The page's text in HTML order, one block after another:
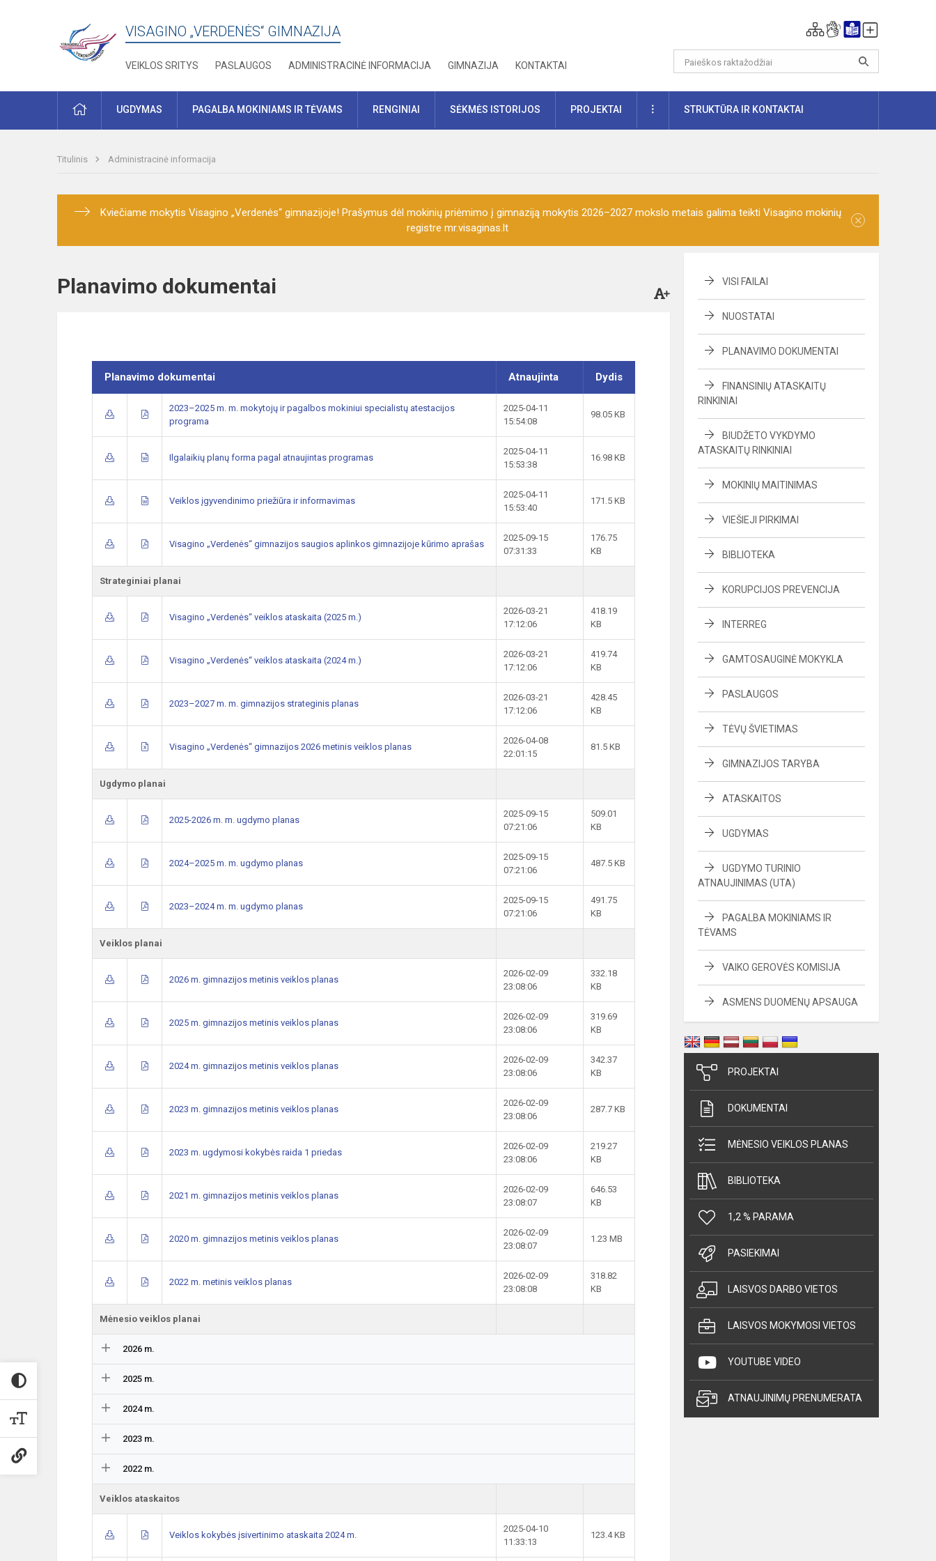
VISAGINO „VERDENĖS“ GIMNAZIJA
VEIKLOS SRITYS PASLAUGOS ADMINISTRACINĖ INFORMACIJA GIMNAZIJA KONTAKTAI
PRADŽIAUGDYMAS PAGALBA MOKINIAMS IR TĖVAMS RENGINIAI SĖKMĖS ISTORIJOS PROJEKTAI DAUGIAUSTRUKTŪRA IR KONTAKTAI
Titulinis Administracinė informacija
Kviečiame mokytis Visagino „Verdenės“ gimnazijoje! Prašymus dėl mokinių priėmimo į gimnaziją mokytis 2026–2027 mokslo metais galima teikti Visagino mokinių
registre mr.visaginas.lt
×
Planavimo dokumentai
Planavimo dokumentai Atnaujinta Dydis
2023–2025 m. m. mokytojų ir pagalbos mokiniui specialistų atestacijos
programa
2025-04-11
15:54:08
98.05 KB
Ilgalaikių planų forma pagal atnaujintas programas
2025-04-11
15:53:38
16.98 KB
Veiklos įgyvendinimo priežiūra ir informavimas
2025-04-11
15:53:40
171.5 KB
Visagino „Verdenės“ gimnazijos saugios aplinkos gimnazijoje kūrimo aprašas
2025-09-15
07:31:33
176.75
KB
Strateginiai planai
Visagino „Verdenės“ veiklos ataskaita (2025 m.)
2026-03-21
17:12:06
418.19
KB
Visagino „Verdenės“ veiklos ataskaita (2024 m.)
2026-03-21
17:12:06
419.74
KB
2023–2027 m. m. gimnazijos strateginis planas
2026-03-21
17:12:06
428.45
KB
Visagino „Verdenės“ gimnazijos 2026 metinis veiklos planas
2026-04-08
22:01:15
81.5 KB
Ugdymo planai
2025-2026 m. m. ugdymo planas
2025-09-15
07:21:06
509.01
KB
2024–2025 m. m. ugdymo planas
2025-09-15
07:21:06
487.5 KB
2023–2024 m. m. ugdymo planas
2025-09-15
07:21:06
491.75
KB
Veiklos planai
2026 m. gimnazijos metinis veiklos planas
2026-02-09
23:08:06
332.18
KB
2025 m. gimnazijos metinis veiklos planas
2026-02-09
23:08:06
319.69
KB
2024 m. gimnazijos metinis veiklos planas
2026-02-09
23:08:06
342.37
KB
2023 m. gimnazijos metinis veiklos planas
2026-02-09
23:08:06
287.7 KB
2023 m. ugdymosi kokybės raida 1 priedas
2026-02-09
23:08:06
219.27
KB
2021 m. gimnazijos metinis veiklos planas
2026-02-09
23:08:07
646.53
KB
2020 m. gimnazijos metinis veiklos planas
2026-02-09
23:08:07
1.23 MB
2022 m. metinis veiklos planas
2026-02-09
23:08:08
318.82
KB
Mėnesio veiklos planai
2026 m.
2025 m.
2024 m.
2023 m.
2022 m.
Veiklos ataskaitos
Veiklos kokybės įsivertinimo ataskaita 2024 m.
2025-04-10
11:33:13
123.4 KB
VISI FAILAI
NUOSTATAI
PLANAVIMO DOKUMENTAI
FINANSINIŲ ATASKAITŲ
RINKINIAI
BIUDŽETO VYKDYMO
ATASKAITŲ RINKINIAI
MOKINIŲ MAITINIMAS
VIEŠIEJI PIRKIMAI
BIBLIOTEKA
KORUPCIJOS PREVENCIJA
INTERREG
GAMTOSAUGINĖ MOKYKLA
PASLAUGOS
TĖVŲ ŠVIETIMAS
GIMNAZIJOS TARYBA
ATASKAITOS
UGDYMAS
UGDYMO TURINIO
ATNAUJINIMAS (UTA)
PAGALBA MOKINIAMS IR
TĖVAMS
VAIKO GEROVĖS KOMISIJA
ASMENS DUOMENŲ APSAUGA
PROJEKTAI
DOKUMENTAI
MĖNESIO VEIKLOS PLANAS
BIBLIOTEKA
1,2 % PARAMA
PASIEKIMAI
LAISVOS DARBO VIETOS
LAISVOS MOKYMOSI VIETOS
YOUTUBE VIDEO
ATNAUJINIMŲ PRENUMERATA